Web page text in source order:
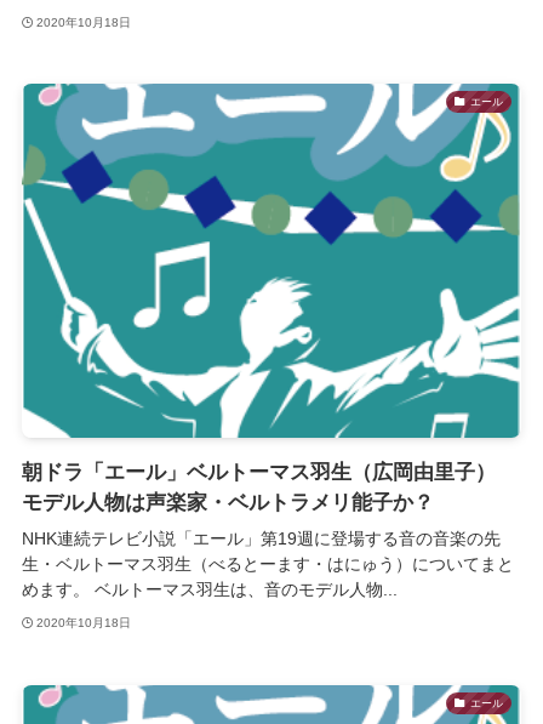
2020年10月18日
エール
朝ドラ「エール」ベルトーマス羽生（広岡由里子）
モデル人物は声楽家・ベルトラメリ能子か？
NHK連続テレビ小説「エール」第19週に登場する音の音楽の先
生・ベルトーマス羽生（べるとーます・はにゅう）についてまと
めます。 ベルトーマス羽生は、音のモデル人物...
2020年10月18日
エール